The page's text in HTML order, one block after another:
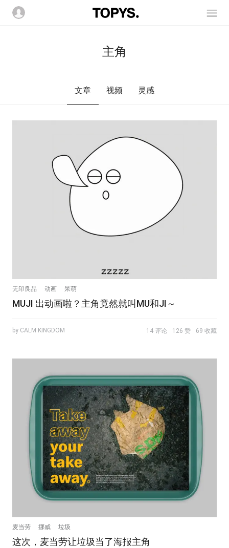
主角
文章 视频 灵感
无印良品 动画 呆萌
MUJI 出动画啦？主角竟然就叫MU和JI～
by CALM KINGDOM 14 评论 126 赞 69 收藏
麦当劳 挪威 垃圾
这次，麦当劳让垃圾当了海报主角